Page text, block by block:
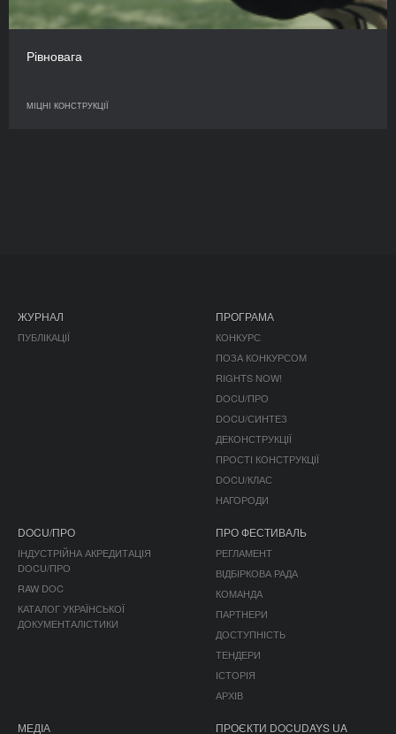
Рівновага
МІЦНІ КОНСТРУКЦІЇ
ЖУРНАЛ
ПУБЛІКАЦІЇ
ПРОГРАМА
КОНКУРС
ПОЗА КОНКУРСОМ
RIGHTS NOW!
DOCU/ПРО
DOCU/СИНТЕЗ
ДЕКОНСТРУКЦІЇ
ПРОСТІ КОНСТРУКЦІЇ
DOCU/КЛАС
НАГОРОДИ
DOCU/ПРО
ІНДУСТРІЙНА АКРЕДИТАЦІЯ
DOCU/ПРО
RAW DOC
КАТАЛОГ УКРАЇНСЬКОЇ
ДОКУМЕНТАЛІСТИКИ
ПРО ФЕСТИВАЛЬ
РЕГЛАМЕНТ
ВІДБІРКОВА РАДА
КОМАНДА
ПАРТНЕРИ
ДОСТУПНІСТЬ
ТЕНДЕРИ
ІСТОРІЯ
АРХІВ
МЕДІА ПРОЄКТИ DOCUDAYS UA